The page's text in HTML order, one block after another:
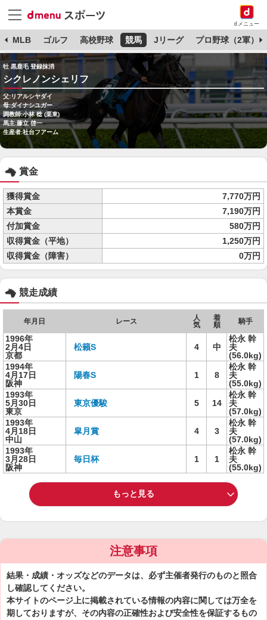
dメニュー
MLB ゴルフ 高校野球 競馬 Jリーグ プロ野球（2軍）
牡 黒鹿毛 登録抹消
シクレノンシェリフ
父:リアルシヤダイ
母:ダイナシユガー
調教師:小林 稔 (栗東)
馬主:藤立 啓一
生産者:社台フアーム
賞金
獲得賞金
7,770万円
本賞金
7,190万円
付加賞金
580万円
収得賞金（平地）
1,250万円
収得賞金（障害）
0万円
競走成績
年月日 レース
人
気
着
順
騎手
1996年
2月4日
京都
松籟S 4 中
松永 幹
夫
(56.0kg)
1994年
4月17日
阪神
陽春S 1 8
松永 幹
夫
(55.0kg)
1993年
5月30日
東京
東京優駿 5 14
松永 幹
夫
(57.0kg)
1993年
4月18日
中山
皐月賞 4 3
松永 幹
夫
(57.0kg)
1993年
3月28日
阪神
毎日杯 1 1
松永 幹
夫
(55.0kg)
もっと見る
注意事項
結果・成績・オッズなどのデータは、必ず主催者発行のものと照合
し確認してください。
本サイトのページ上に掲載されている情報の内容に関しては万全を
期しておりますが、その内容の正確性および安全性を保証するもの